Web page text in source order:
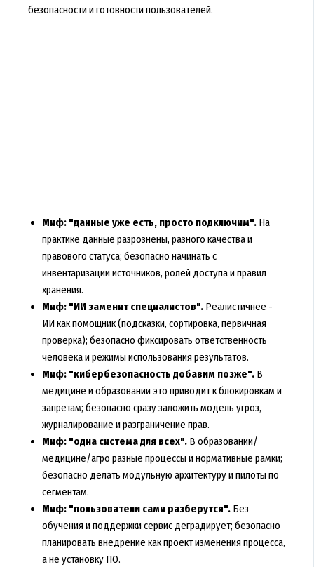
безопасности и готовности пользователей.
Миф: "данные уже есть, просто подключим".На
практике данные разрознены, разного качества и
правового статуса; безопасно начинать с
инвентаризации источников, ролей доступа и правил
хранения.
Миф: "ИИ заменит специалистов".Реалистичнее -
ИИ как помощник (подсказки, сортировка, первичная
проверка); безопасно фиксировать ответственность
человека и режимы использования результатов.
Миф: "кибербезопасность добавим позже".В
медицине и образовании это приводит к блокировкам и
запретам; безопасно сразу заложить модель угроз,
журналирование и разграничение прав.
Миф: "одна система для всех".В образовании/
медицине/агро разные процессы и нормативные рамки;
безопасно делать модульную архитектуру и пилоты по
сегментам.
Миф: "пользователи сами разберутся".Без
обучения и поддержки сервис деградирует; безопасно
планировать внедрение как проект изменения процесса,
а не установку ПО.